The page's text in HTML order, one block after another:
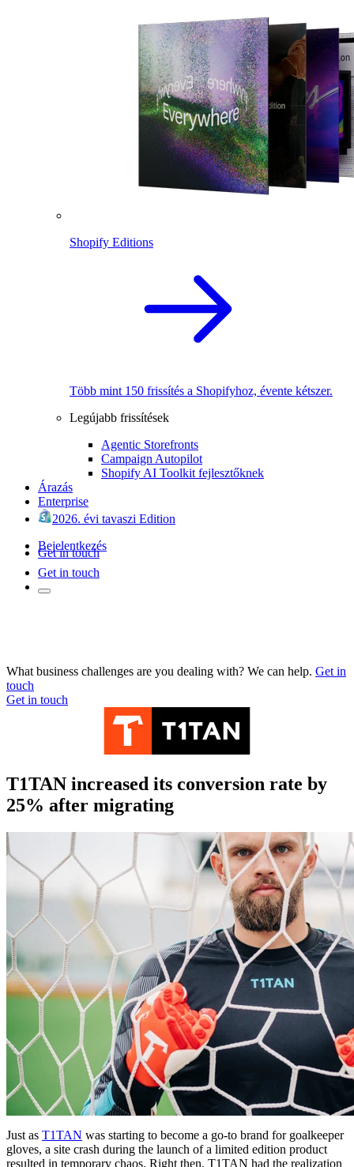
Shopify Editions
Több mint 150 frissítés a Shopifyhoz, évente kétszer.
Legújabb frissítések
Agentic Storefronts
Campaign Autopilot
Shopify AI Toolkit fejlesztőknek
Árazás
Enterprise
2026. évi tavaszi Edition
Bejelentkezés
Get in touch
Get in touch
What business challenges are you dealing with? We can help. Get in
touch
Get in touch
T1TAN increased its conversion rate by
25% after migrating
Just as T1TAN was starting to become a go-to brand for goalkeeper
gloves, a site crash during the launch of a limited edition product
resulted in temporary chaos. Right then, T1TAN had the realization